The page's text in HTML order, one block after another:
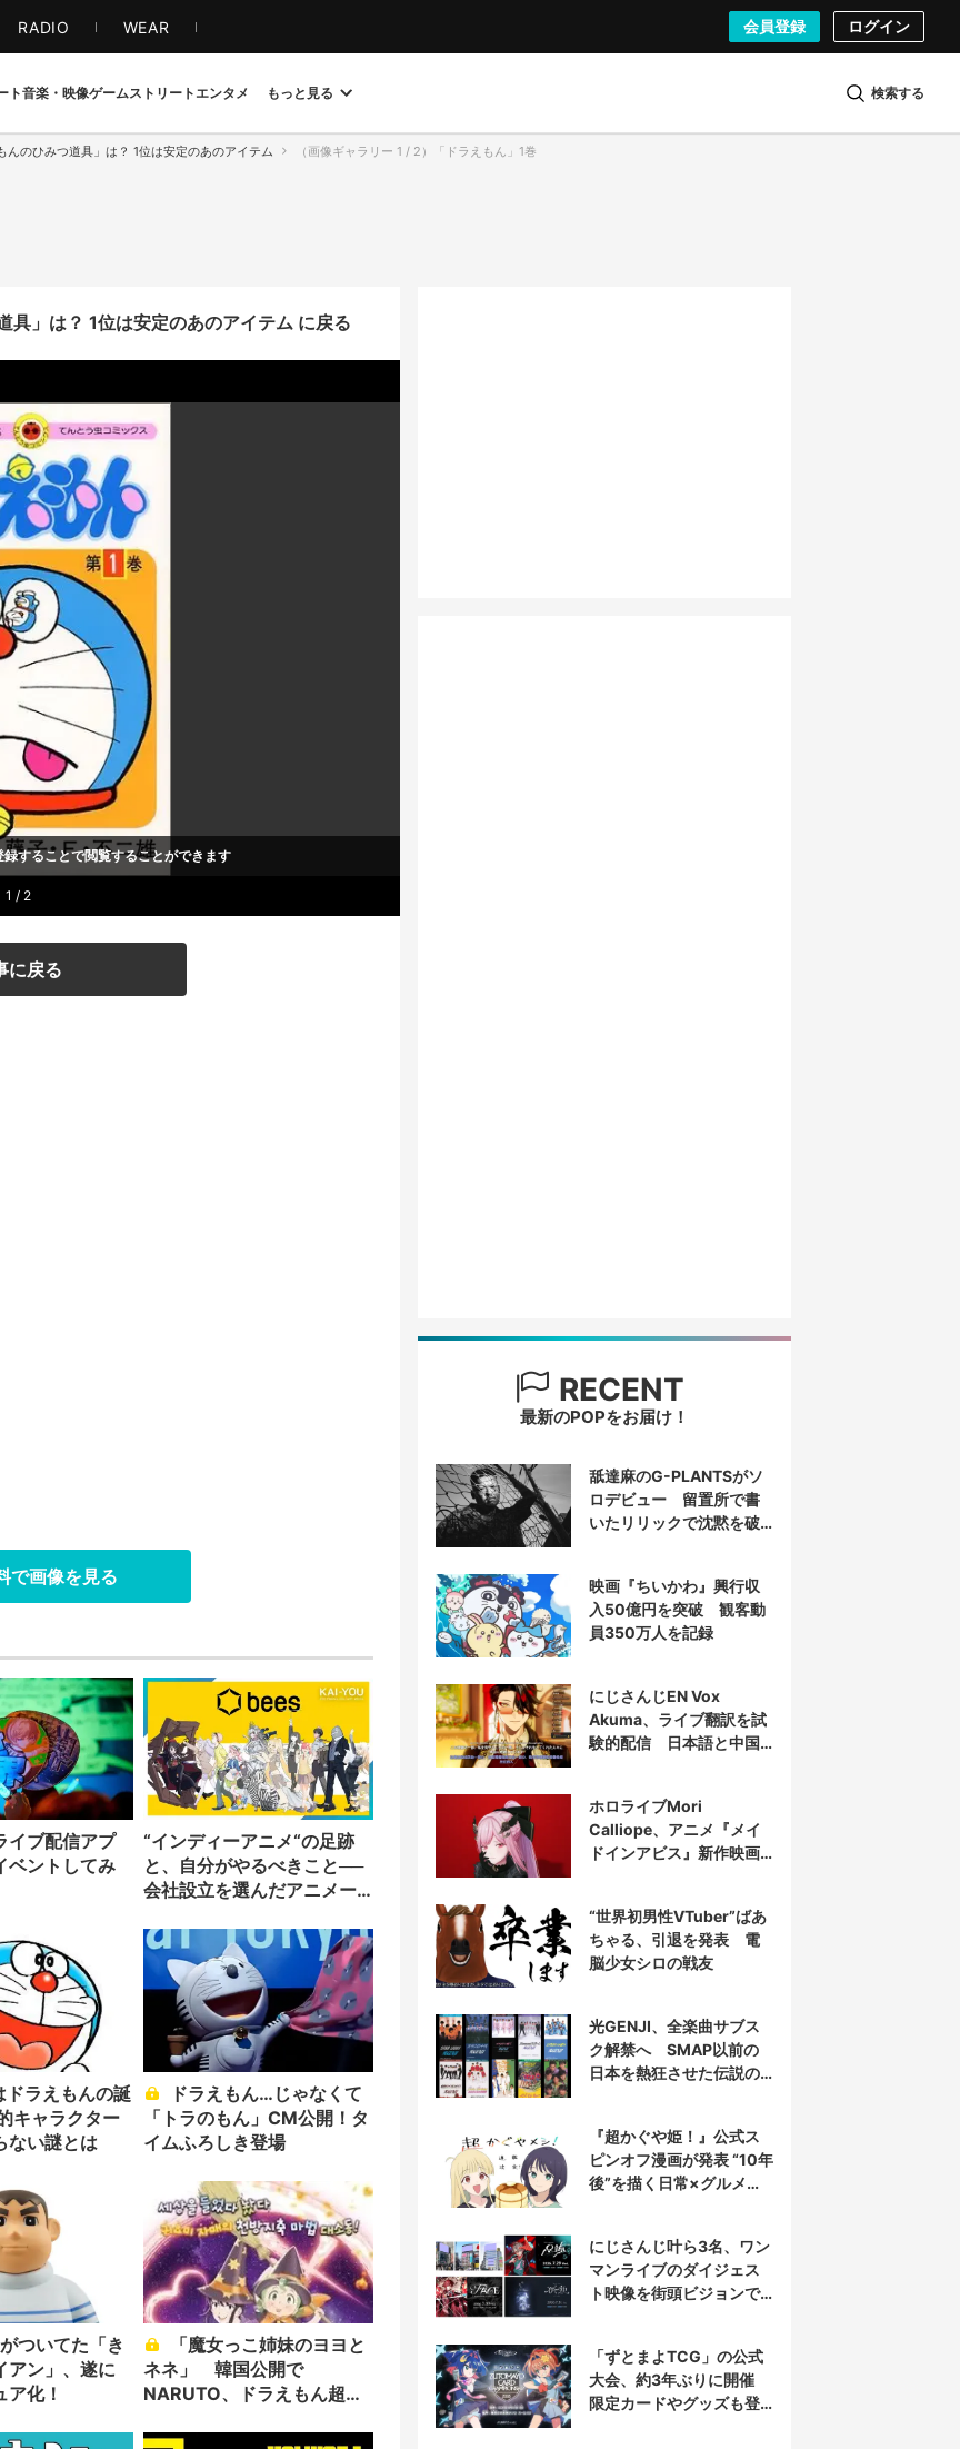
RADIO WEAR 会員登録 ログイン
ト音楽・映像ゲームストリート エンタメ もっと見る 検索する
んのひみつ道具」は？ 1位は安定のあのアイテム （画像ギャラリー 1 / 2）「ドラえもん」1巻
具」は？ 1位は安定のあのアイテム に戻る
することで閲覧することができます
1 / 2
に戻る
で画像を見る
イブ配信アプ
ベントしてみ
“インディーアニメ“の足跡
と、自分がやるべきこと──
会社設立を選んだアニメー
キャラクター
ない謎とは
「トラのもん」CM公開！タ
イムふろしき登場
アン」、遂に
化！
ネネ」 韓国公開で
NARUTO、ドラえもん超え
RECENT
最新のPOPをお届け！
舐達麻のG-PLANTSがソ
ロデビュー 留置所で書
いたリリックで沈黙を破
映画『ちいかわ』興行収
入50億円を突破 観客動
員350万人を記録
にじさんじEN Vox
Akuma、ライブ翻訳を試
験的配信 日本語と中国
ホロライブMori
Calliope、アニメ『メイ
ドインアビス』新作映画
“世界初男性VTuber”ばあ
ちゃる、引退を発表 電
脳少女シロの戦友
光GENJI、全楽曲サブス
ク解禁へ SMAP以前の
日本を熱狂させた伝説の
『超かぐや姫！』公式ス
ピンオフ漫画が発表 “10年
後”を描く日常×グルメ作
にじさんじ叶ら3名、ワン
マンライブのダイジェス
ト映像を街頭ビジョンで
「ずとまよTCG」の公式
大会、約3年ぶりに開催
限定カードやグッズも登